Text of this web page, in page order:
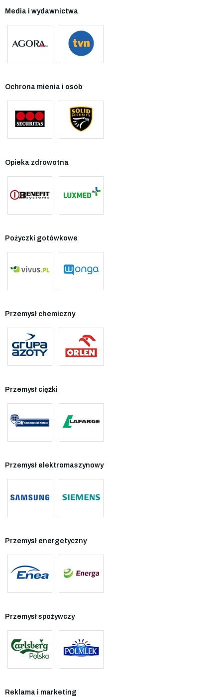
Media i wydawnictwa
Ochrona mienia i osób
Opieka zdrowotna
Pożyczki gotówkowe
Przemysł chemiczny
Przemysł ciężki
Przemysł elektromaszynowy
Przemysł energetyczny
Przemysł spożywczy
Reklama i marketing